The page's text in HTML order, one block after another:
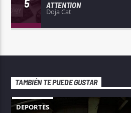
5 ATTENTION
Doja Cat
TAMBIÉN TE PUEDE GUSTAR
DEPORTES